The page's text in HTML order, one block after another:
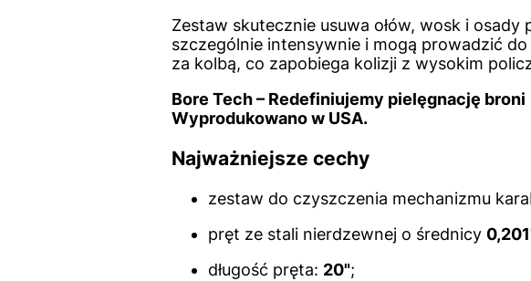
Zestaw skutecznie usuwa ołów, wosk i
szczególnie intensywnie i mogą prowadzić
za kolbą, co zapobiega kolizji z wysokim
Bore Tech – Redefiniujemy pielęgnację broni
Wyprodukowano w USA.
Najważniejsze cechy
zestaw do czyszczenia mechanizmu
pręt ze stali nierdzewnej o średnicy
długość pręta: 20";